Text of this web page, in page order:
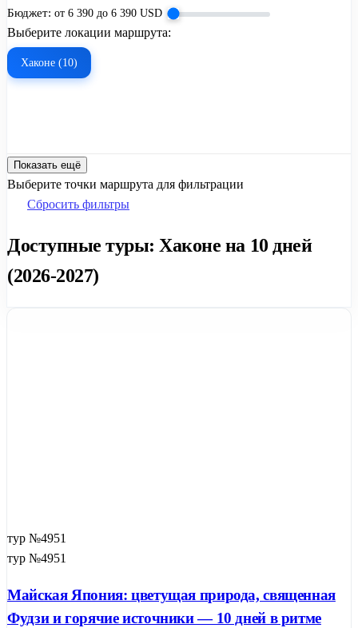
Бюджет: от 6 390 до 6 390 USD
Выберите локации маршрута:
Хаконе (10)
Показать ещё
Выберите точки маршрута для фильтрации
Сбросить фильтры
Доступные туры: Хаконе на 10 дней
(2026-2027)
тур №4951
тур №4951
Майская Япония: цветущая природа, священная
Фудзи и горячие источники — 10 дней в ритме